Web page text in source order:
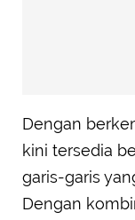
Dengan
kini tersedia
garis-garis
Dengan